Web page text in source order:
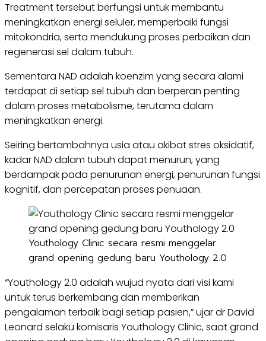
Treatment tersebut berfungsi untuk membantu
meningkatkan energi seluler, memperbaiki fungsi
mitokondria, serta mendukung proses perbaikan dan
regenerasi sel dalam tubuh.
Sementara NAD adalah koenzim yang secara alami
terdapat di setiap sel tubuh dan berperan penting
dalam proses metabolisme, terutama dalam
meningkatkan energi.
Seiring bertambahnya usia atau akibat stres oksidatif,
kadar NAD dalam tubuh dapat menurun, yang
berdampak pada penurunan energi, penurunan fungsi
kognitif, dan percepatan proses penuaan.
Youthology Clinic secara resmi menggelar
grand opening gedung baru Youthology 2.0
“Youthology 2.0 adalah wujud nyata dari visi kami
untuk terus berkembang dan memberikan
pengalaman terbaik bagi setiap pasien,” ujar dr David
Leonard selaku komisaris Youthology Clinic, saat grand